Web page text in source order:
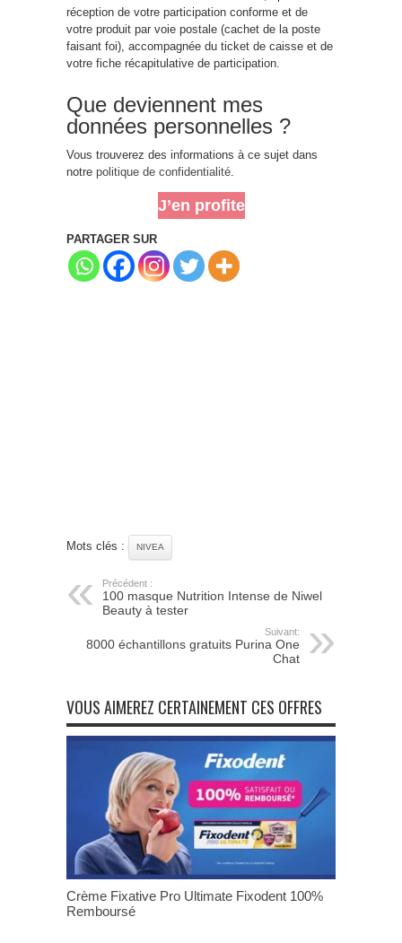
réception de votre participation conforme et de
votre produit par voie postale (cachet de la poste
faisant foi), accompagnée du ticket de caisse et de
votre fiche récapitulative de participation.
Que deviennent mes
données personnelles ?
Vous trouverez des informations à ce sujet dans
notre politique de confidentialité
J’en profite
PARTAGER SUR
Mots clés : NIVEA
Précédent :
100 masque Nutrition Intense de Niwel
Beauty à tester
Suivant:
8000 échantillons gratuits Purina One
Chat
VOUS AIMEREZ CERTAINEMENT CES OFFRES
Crème Fixative Pro Ultimate Fixodent 100%
Remboursé